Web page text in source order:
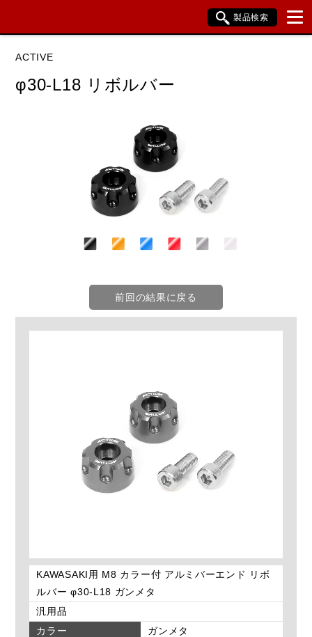
製品検索
データを準備しています。
ACTIVE
φ30-L18 リボルバー
前回の結果に戻る
KAWASAKI用 M8 カラー付 アルミバーエンド リボ
ルバー φ30-L18 ガンメタ
汎用品
カラー
ガンメタ